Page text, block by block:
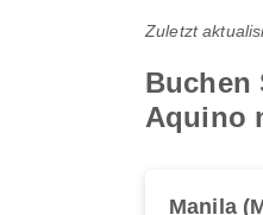
Zuletzt
Buchen
Aquino
Manila